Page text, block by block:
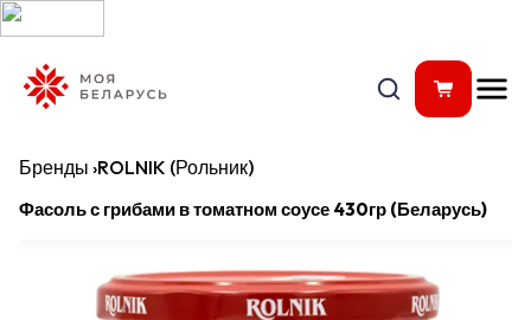
Бренды ›ROLNIK (Рольник)
Фасоль с грибами в томатном соусе 430гр (Беларусь)